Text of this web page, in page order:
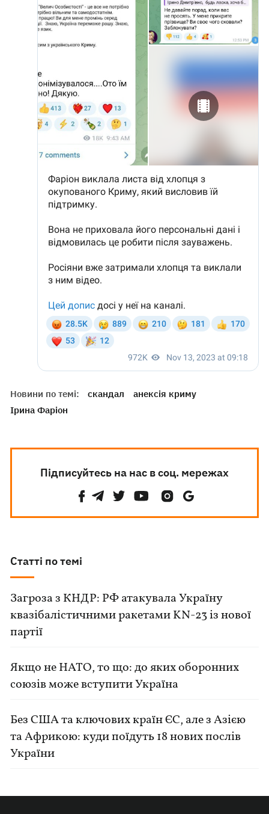
Новини по темі: скандал
анексія криму
Ірина Фаріон
Підписуйтесь на нас в соц. мережах
Статті по темі
Загроза з КНДР: РФ атакувала Україну
квазібалістичними ракетами KN-23 із нової
партії
Якщо не НАТО, то що: до яких оборонних
союзів може вступити Україна
Без США та ключових країн ЄС, але з Азією
та Африкою: куди поїдуть 18 нових послів
України